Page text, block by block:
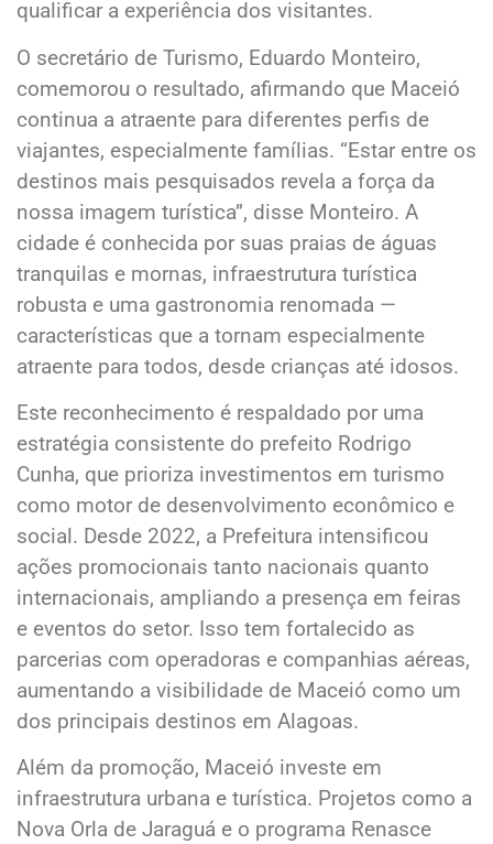
qualificar a experiência dos visitantes.
O secretário de Turismo, Eduardo Monteiro,
comemorou o resultado, afirmando que Maceió
continua a atraente para diferentes perfis de
viajantes, especialmente famílias. “Estar entre os
destinos mais pesquisados revela a força da
nossa imagem turística”, disse Monteiro. A
cidade é conhecida por suas praias de águas
tranquilas e mornas, infraestrutura turística
robusta e uma gastronomia renomada —
características que a tornam especialmente
atraente para todos, desde crianças até idosos.
Este reconhecimento é respaldado por uma
estratégia consistente do prefeito Rodrigo
Cunha, que prioriza investimentos em turismo
como motor de desenvolvimento econômico e
social. Desde 2022, a Prefeitura intensificou
ações promocionais tanto nacionais quanto
internacionais, ampliando a presença em feiras
e eventos do setor. Isso tem fortalecido as
parcerias com operadoras e companhias aéreas,
aumentando a visibilidade de Maceió como um
dos principais destinos em Alagoas.
Além da promoção, Maceió investe em
infraestrutura urbana e turística. Projetos como a
Nova Orla de Jaraguá e o programa Renasce